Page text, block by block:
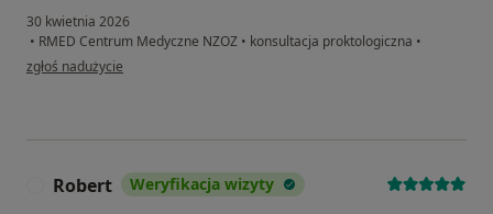
30 kwietnia 2026
• RMED Centrum Medyczne NZOZ • konsultacja proktologiczna •
w opinii użytkownika Radosław Biedrzycki
zgłoś nadużycie
Robert Weryfikacja wizyty